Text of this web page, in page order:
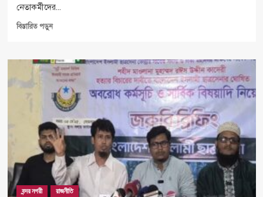
নেতাকর্মীদের...
বিস্তারিত পড়ুনRead
চট্টগ্রামে
ছাত্রসেনার
কালো
পতাকা
মিছিল
সমাবেশ
বন্দর নগরী রাজনীতি